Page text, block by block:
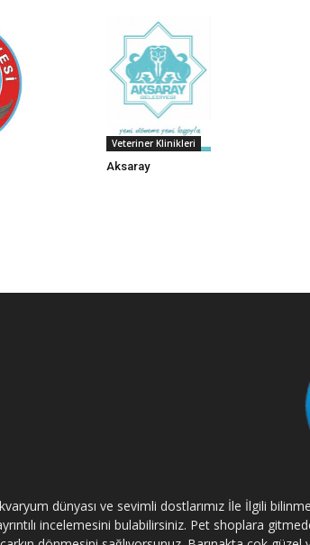
Veteriner Klinikleri
Aksaray
dünyası ve sevimli dostlarımız İle İlgili
incelemesini bulabilirsiniz. Pet shoplara